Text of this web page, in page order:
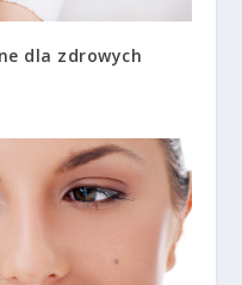
dla zdrowych